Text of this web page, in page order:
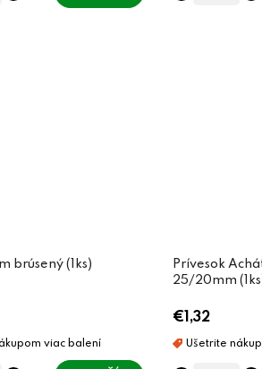
brúsený (1ks)
Prívesok
25/20mm
€1,32